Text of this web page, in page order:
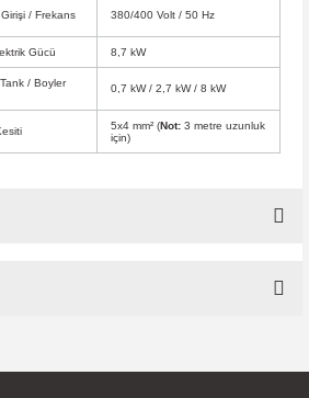
/ Frekans 380/400 Volt / 50 Hz
Gücü 8,7 kW
/ Boyler
0,7 kW / 2,7 kW / 8 kW
5x4 mm² (Not: 3 metre uzunluk
için)
Yorum Yaz